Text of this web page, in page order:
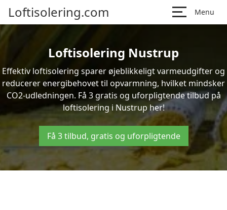
Loftisolering.com Menu
Loftisolering Nustrup
Effektiv loftisolering sparer øjeblikkeligt varmeudgifter og
reducerer energibehovet til opvarmning, hvilket mindsker
CO2-udledningen. Få 3 gratis og uforpligtende tilbud på
loftisolering i Nustrup her!
Få 3 tilbud, gratis og uforpligtende